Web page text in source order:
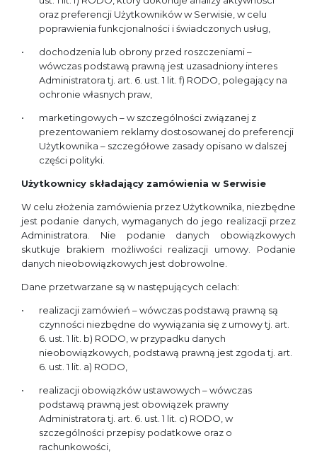
oraz preferencji Użytkowników w Serwisie, w celu
poprawienia funkcjonalności i świadczonych usług,
dochodzenia lub obrony przed roszczeniami –
wówczas podstawą prawną jest uzasadniony interes
Administratora tj. art. 6. ust. 1 lit. f) RODO, polegający na
ochronie własnych praw,
marketingowych – w szczególności związanej z
prezentowaniem reklamy dostosowanej do preferencji
Użytkownika – szczegółowe zasady opisano w dalszej
części polityki.
Użytkownicy składający zamówienia w Serwisie
W celu złożenia zamówienia przez Użytkownika, niezbędne
jest podanie danych, wymaganych do jego realizacji przez
Administratora. Nie podanie danych obowiązkowych
skutkuje brakiem możliwości realizacji umowy. Podanie
danych nieobowiązkowych jest dobrowolne.
Dane przetwarzane są w następujących celach:
realizacji zamówień – wówczas podstawą prawną są
czynności niezbędne do wywiązania się z umowy tj. art.
6. ust. 1 lit. b) RODO, w przypadku danych
nieobowiązkowych, podstawą prawną jest zgoda tj. art.
6. ust. 1 lit. a) RODO,
realizacji obowiązków ustawowych – wówczas
podstawą prawną jest obowiązek prawny
Administratora tj. art. 6. ust. 1 lit. c) RODO, w
szczególności przepisy podatkowe oraz o
rachunkowości,